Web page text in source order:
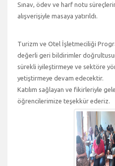
Sınav, ödev ve harf notu
alışverişiyle masaya yatırıldı.
Turizm ve Otel İşletmeciliği
değerli geri bildirimler
sürekli iyileştirmeye ve sektöre
yetiştirmeye devam edecektir.
Katılım sağlayan ve fikirleriyle
öğrencilerimize teşekkür ederiz.